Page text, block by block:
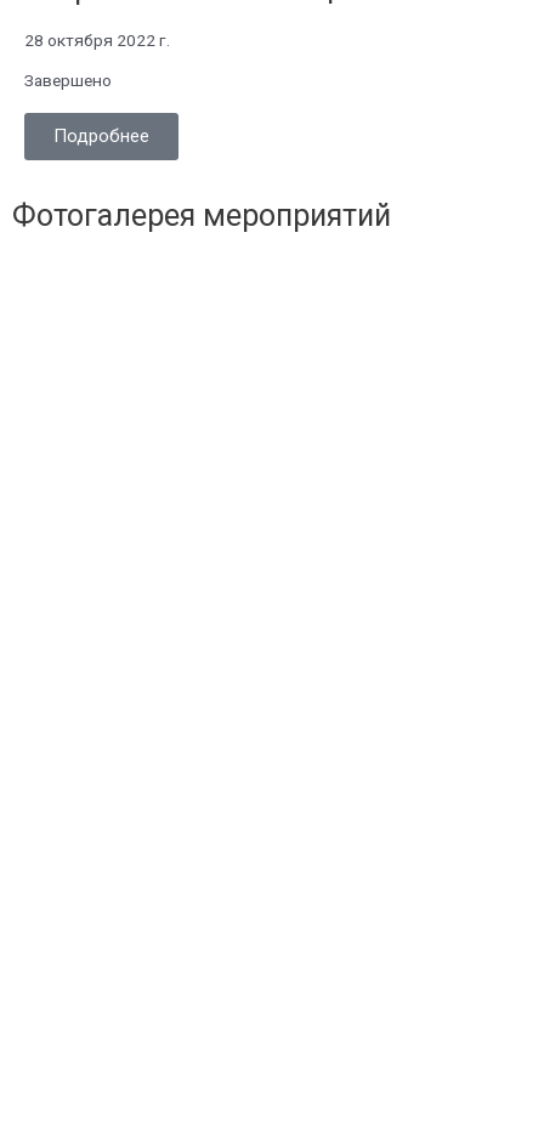
28 октября 2022 г.
Завершено
Подробнее
Фотогалерея мероприятий